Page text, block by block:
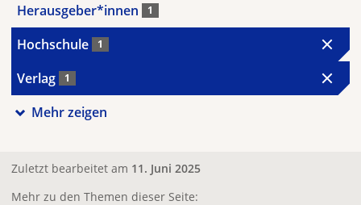
Herausgeber*innen 1
Hochschule 1
Verlag 1
Mehr zeigen
Zuletzt bearbeitet am 11. Juni 2025
Mehr zu den Themen dieser Seite: